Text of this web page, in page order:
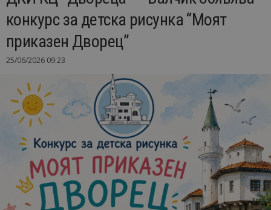
конкурс за детска рисунка “Моят
приказен Дворец”
25/06/2026 09:23